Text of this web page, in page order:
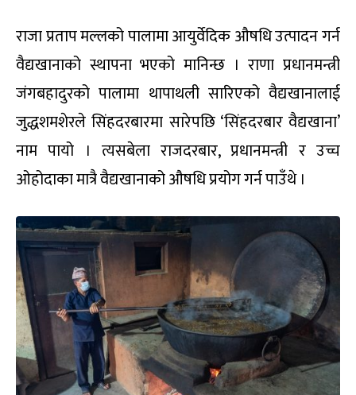
राजा प्रताप मल्लको पालामा आयुर्वेदिक औषधि उत्पादन गर्न
वैद्यखानाको स्थापना भएको मानिन्छ । राणा प्रधानमन्त्री
जंगबहादुरको पालामा थापाथली सारिएको वैद्यखानालाई
जुद्धशमशेरले सिंहदरबारमा सारेपछि ‘सिंहदरबार वैद्यखाना’
नाम पायो । त्यसबेला राजदरबार, प्रधानमन्त्री र उच्च
ओहोदाका मात्रै वैद्यखानाको औषधि प्रयोग गर्न पाउँथे ।